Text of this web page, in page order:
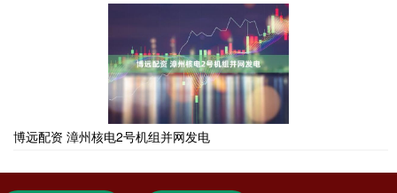
博远配资 漳州核电2号机组并网发电